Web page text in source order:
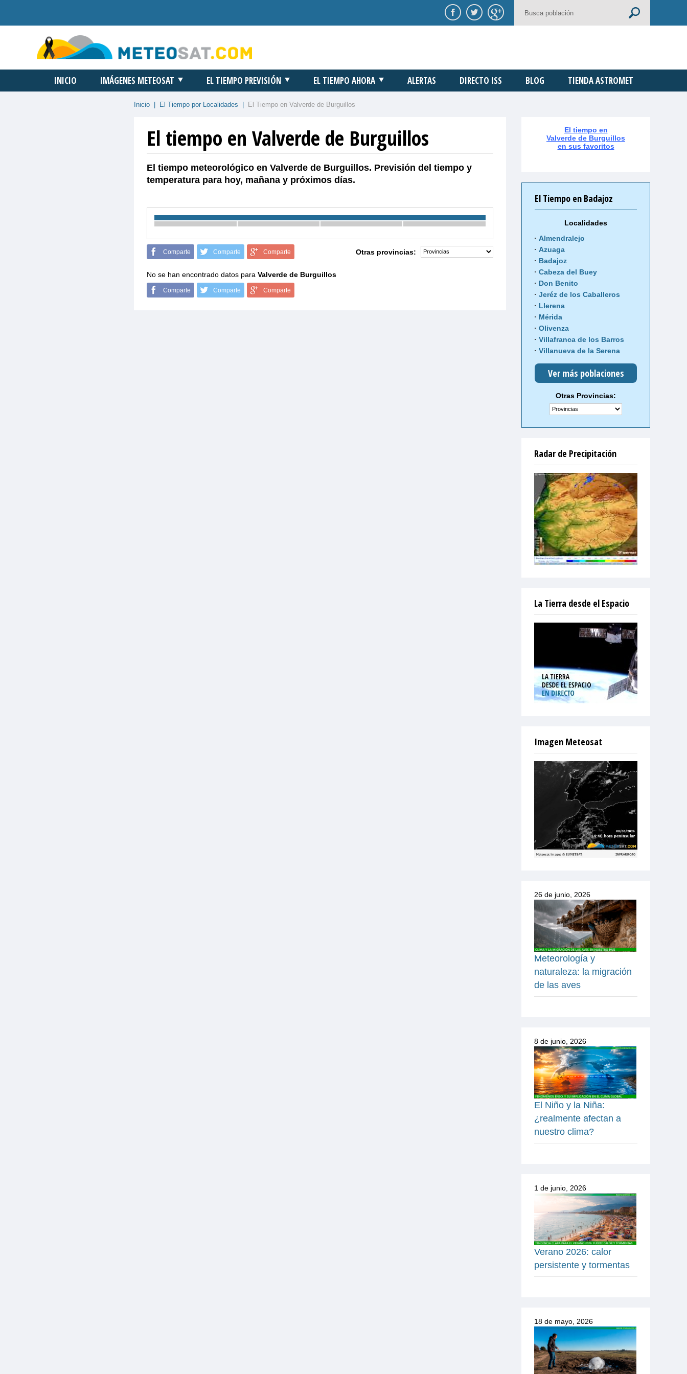
INICIO IMÁGENES METEOSAT EL TIEMPO PREVISIÓN EL TIEMPO AHORA ALERTAS DIRECTO ISS BLOG TIENDA ASTROMET
Inicio El Tiempo por Localidades El Tiempo en Valverde de Burguillos
El tiempo en Valverde de Burguillos
El tiempo meteorológico en Valverde de Burguillos. Previsión del tiempo y
temperatura para hoy, mañana y próximos días.
Comparte Comparte Comparte Otras provincias:
No se han encontrado datos para Valverde de Burguillos
Comparte Comparte Comparte
El tiempo en
Valverde de Burguillos
en sus favoritos
El Tiempo en Badajoz
Localidades
Almendralejo
Azuaga
Badajoz
Cabeza del Buey
Don Benito
Jeréz de los Caballeros
Llerena
Mérida
Olivenza
Villafranca de los Barros
Villanueva de la Serena
Ver más poblaciones
Otras Provincias:
Radar de Precipitación
La Tierra desde el Espacio
Imagen Meteosat
26 de junio, 2026
Meteorología y
naturaleza: la migración
de las aves
8 de junio, 2026
El Niño y la Niña:
¿realmente afectan a
nuestro clima?
1 de junio, 2026
Verano 2026: calor
persistente y tormentas
18 de mayo, 2026